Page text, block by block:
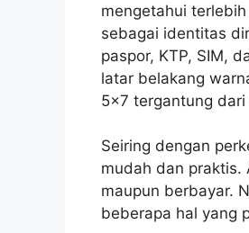
mengetahui
sebagai identitas
paspor, KTP, SIM,
latar belakang
5×7 tergantung
Seiring dengan
mudah dan praktis.
maupun berbayar.
beberapa hal yang